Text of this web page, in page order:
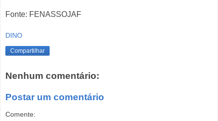
Fonte: FENASSOJAF
DINO
Compartilhar
Nenhum comentário:
Postar um comentário
Comente: